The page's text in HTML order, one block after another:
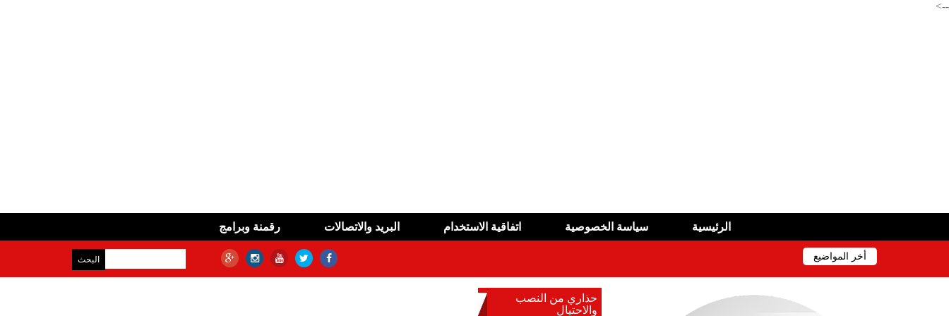
-->
الرئيسية سياسة الخصوصية اتفاقية الاستخدام البريد والاتصالات رقمنة وبرامج
أخر المواضيع
حادث مأساوي أخر في ولاية سطيف
حذاري من النصب
والاحتيال